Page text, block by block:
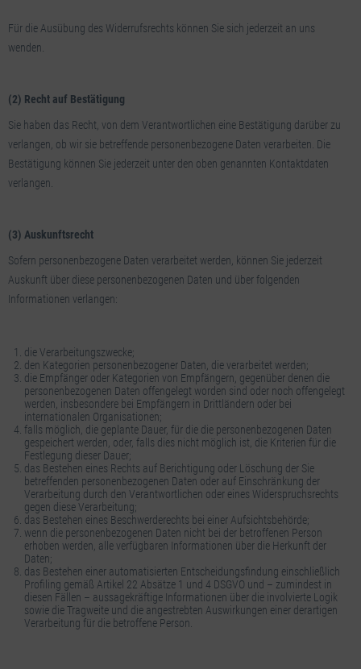
Für die Ausübung des Widerrufsrechts können Sie sich jederzeit an uns
wenden.
(2) Recht auf Bestätigung
Sie haben das Recht, von dem Verantwortlichen eine Bestätigung darüber zu
verlangen, ob wir sie betreffende personenbezogene Daten verarbeiten. Die
Bestätigung können Sie jederzeit unter den oben genannten Kontaktdaten
verlangen.
(3) Auskunftsrecht
Sofern personenbezogene Daten verarbeitet werden, können Sie jederzeit
Auskunft über diese personenbezogenen Daten und über folgenden
Informationen verlangen:
die Verarbeitungszwecke;
den Kategorien personenbezogener Daten, die verarbeitet werden;
die Empfänger oder Kategorien von Empfängern, gegenüber denen die
personenbezogenen Daten offengelegt worden sind oder noch offengelegt
werden, insbesondere bei Empfängern in Drittländern oder bei
internationalen Organisationen;
falls möglich, die geplante Dauer, für die die personenbezogenen Daten
gespeichert werden, oder, falls dies nicht möglich ist, die Kriterien für die
Festlegung dieser Dauer;
das Bestehen eines Rechts auf Berichtigung oder Löschung der Sie
betreffenden personenbezogenen Daten oder auf Einschränkung der
Verarbeitung durch den Verantwortlichen oder eines Widerspruchsrechts
gegen diese Verarbeitung;
das Bestehen eines Beschwerderechts bei einer Aufsichtsbehörde;
wenn die personenbezogenen Daten nicht bei der betroffenen Person
erhoben werden, alle verfügbaren Informationen über die Herkunft der
Daten;
das Bestehen einer automatisierten Entscheidungsfindung einschließlich
Profiling gemäß Artikel 22 Absätze 1 und 4 DSGVO und – zumindest in
diesen Fällen – aussagekräftige Informationen über die involvierte Logik
sowie die Tragweite und die angestrebten Auswirkungen einer derartigen
Verarbeitung für die betroffene Person.